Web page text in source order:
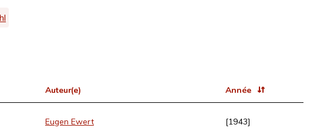
Auteur(e) Année
Eugen Ewert [1943]